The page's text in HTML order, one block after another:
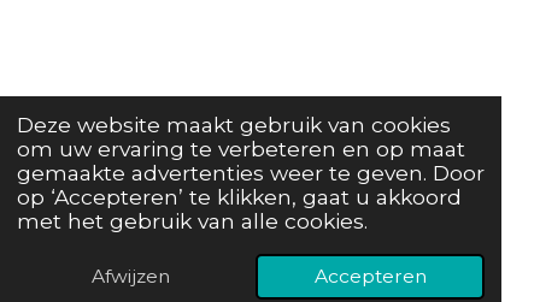
Deze website maakt gebruik van cookies
om uw ervaring te verbeteren en op maat
gemaakte advertenties weer te geven. Door
op ‘Accepteren’ te klikken, gaat u akkoord
met het gebruik van alle cookies.
Afwijzen Accepteren